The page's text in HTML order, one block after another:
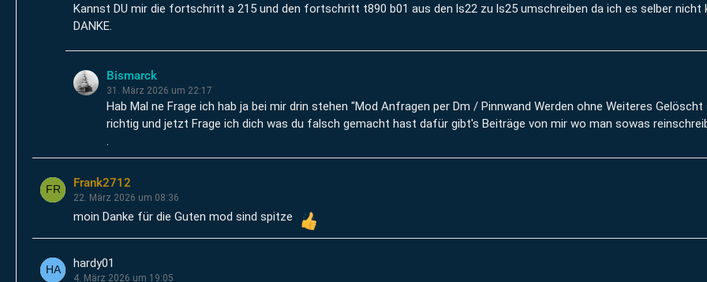
Kannst DU mir die fortschritt a 215 und den fortschritt t890 b01 aus den ls22 zu ls25 umschreiben da ich es selber nicht
DANKE.
Bismarck
31. März 2026 um 22:17
Hab Mal ne Frage ich hab ja bei mir drin stehen "Mod Anfragen per Dm / Pinnwand Werden ohne Weiteres Gelöscht
richtig und jetzt Frage ich dich was du falsch gemacht hast dafür gibt's Beiträge von mir wo man sowas
.
Frank2712
22. März 2026 um 08:36
moin Danke für die Guten mod sind spitze
hardy01
4. März 2026 um 19:05